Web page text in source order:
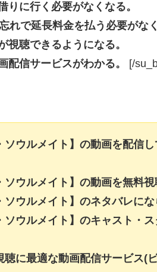
りに行く必要がなくなる。
れで延長料金を払う必要がなく
視聴できるようになる。
配信サービスがわかる。
[/
ソウルメイト】の動画を配信
ウルメイト】の動画を無料視
ウルメイト】のネタバレに
ウルメイト】のキャスト・
聴に最適な動画配信サービス(